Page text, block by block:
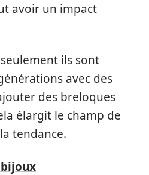
avoir un impact
ils sont
avec des
des breloques
élargit le champ de
tendance.